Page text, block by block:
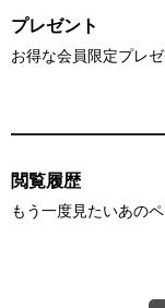
プレゼント
お得な会員限定プレ
閲覧履歴
もう一度見たいあの